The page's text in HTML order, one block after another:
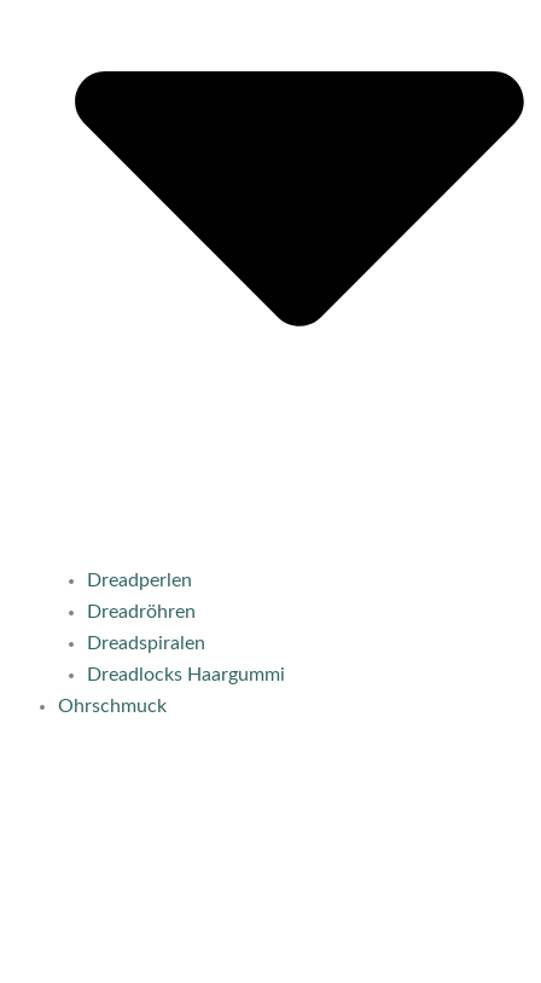
Dreadperlen
Dreadröhren
Dreadspiralen
Dreadlocks Haargummi
Ohrschmuck